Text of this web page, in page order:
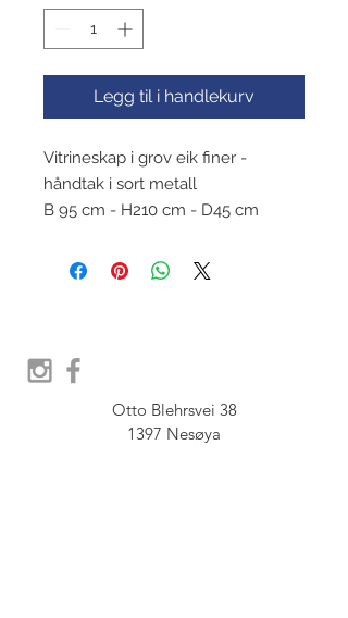
Legg til i handlekurv
Vitrineskap i grov eik finer -
håndtak i sort metall
B 95 cm - H210 cm - D45 cm
Otto Blehrsvei 38
1397 Nesøya